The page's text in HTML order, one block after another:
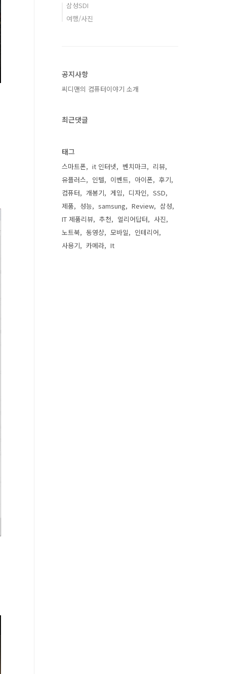
삼성SDI
여행/사진
공지사항
씨디맨의 컴퓨터이야기 소개
최근댓글
태그
스마트폰 it 인터넷 벤치마크
리뷰
유플러스
인텔 이벤트 아이폰
후기
컴퓨터
개봉기 게임 디자인
SSD
제품
성능 samsung Review
삼성
IT 제품리뷰
추천 얼리어답터
사진
노트북
동영상 모바일
인테리어
사용기
카메라 It